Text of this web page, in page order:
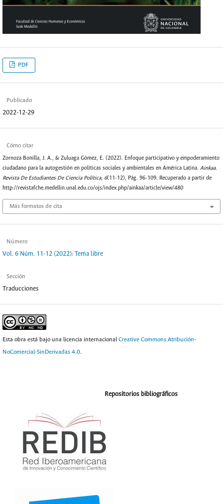
PDF
Publicado
2022-12-29
Cómo citar
Zornoza Bonilla, J. A., & Zuluaga Gómez, E. (2022). Enfoque participativo y empoderamiento
ciudadano para la autogestión en políticas sociales y ambientales en América Latina. Ainkaa.
Revista De Estudiantes De Ciencia Política, 6(11-12), Pág. 96-109. Recuperado a partir de
http://revistafche.medellin.unal.edu.co/ojs/index.php/ainkaa/article/view/480
Más formatos de cita
Número
Vol. 6 Núm. 11-12 (2022): Tema libre
Sección
Traducciones
Esta obra está bajo una licencia internacional Creative Commons Atribución-
NoComercial-SinDerivadas 4.0.
Repositorios bibliográficos